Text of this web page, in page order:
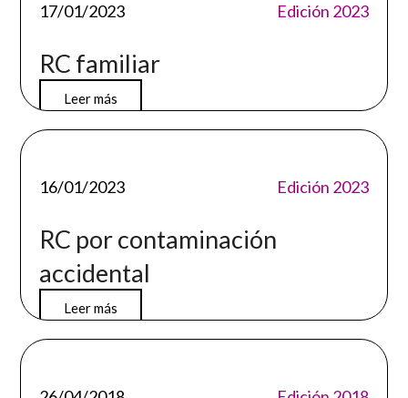
17/01/2023 Edición 2023
RC familiar
Leer más
16/01/2023 Edición 2023
RC por contaminación
accidental
Leer más